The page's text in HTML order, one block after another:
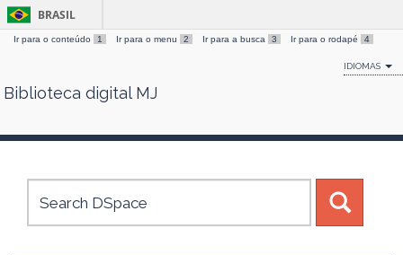
Skip
BRASIL
Ir para o conteúdo 1 Ir para o menu 2 Ir para a busca 3 Ir para o rodapé 4
IDIOMAS
Biblioteca digital MJ